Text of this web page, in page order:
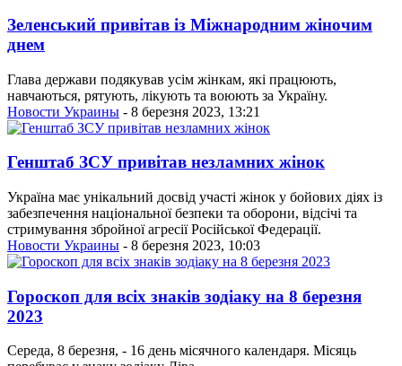
Зеленський привітав із Міжнародним жіночим
днем
Глава держави подякував усім жінкам, які працюють,
навчаються, рятують, лікують та воюють за Україну.
Новости Украины - 8 березня 2023, 13:21
Генштаб ЗСУ привітав незламних жінок
Україна має унікальний досвід участі жінок у бойових діях із
забезпечення національної безпеки та оборони, відсічі та
стримування збройної агресії Російської Федерації.
Новости Украины - 8 березня 2023, 10:03
Гороскоп для всіх знаків зодіаку на 8 березня
2023
Середа, 8 березня, - 16 день місячного календаря. Місяць